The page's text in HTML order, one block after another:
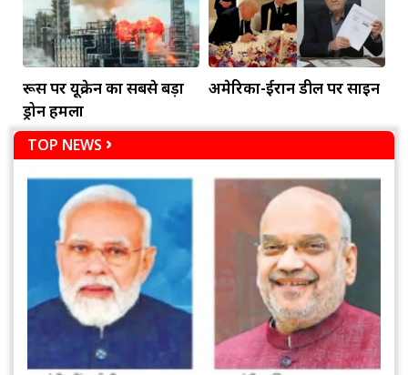
रूस पर यूक्रेन का सबसे बड़ा
ड्रोन हमला
अमेरिका-ईरान डील पर साइन
TOP NEWS